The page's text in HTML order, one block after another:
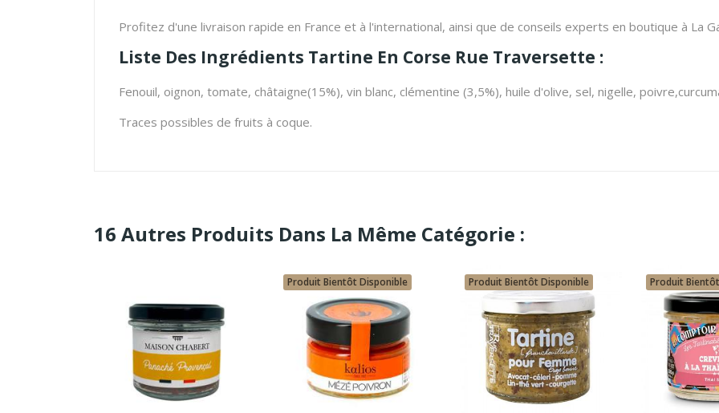
Profitez d'une livraison rapide en France et à l'international, ainsi que de conseils experts en boutique à La
Liste Des Ingrédients Tartine En Corse Rue Traversette :
Fenouil, oignon, tomate, châtaigne(15%), vin blanc, clémentine (3,5%), huile d'olive, sel, nigelle,
Traces possibles de fruits à coque.
16 Autres Produits Dans La Même Catégorie :
Produit Bientôt Disponible Produit Bientôt Disponible Produit